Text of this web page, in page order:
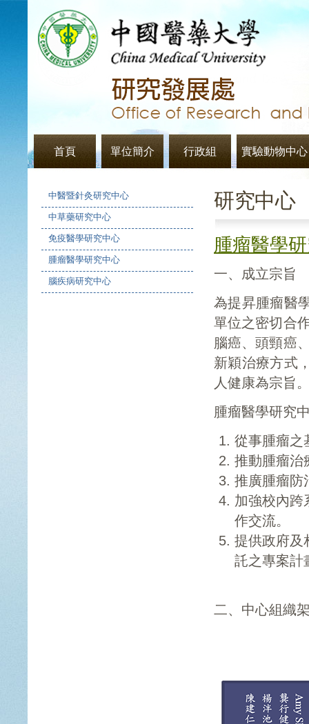
首頁 單位簡介 行政組 實驗動物中心
研究中心
腫瘤醫學
一、成立宗旨
為提昇腫瘤醫
單位之密切合
腦癌、頭頸癌
新穎治療方式
人健康為宗旨
腫瘤醫學研究
從事腫瘤之
推動腫瘤治
推廣腫瘤防
加強校內跨
作交流。
提供政府及
託之專案計
二、中心組織
中醫暨針灸研究中心
中草藥研究中心
免疫醫學研究中心
腫瘤醫學研究中心
腦疾病研究中心